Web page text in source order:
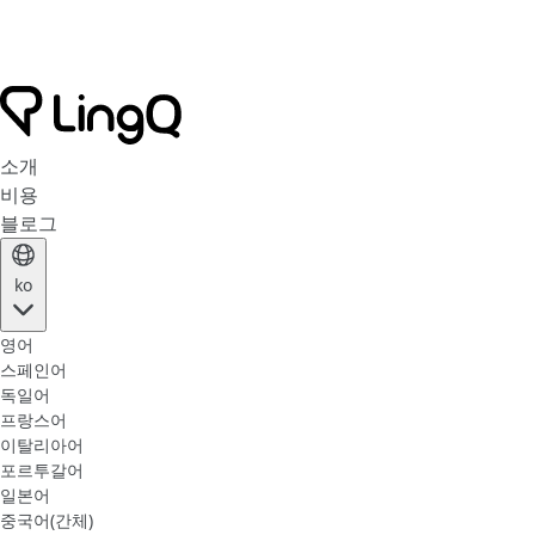
소개
비용
블로그
ko
영어
스페인어
독일어
프랑스어
이탈리아어
포르투갈어
일본어
중국어(간체)